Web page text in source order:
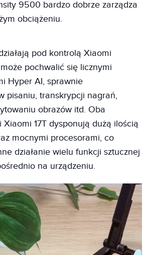
9500 bardzo dobrze zarządza
obciążeniu.
pod kontrolą Xiaomi
pochwalić się licznymi
Hyper AI, sprawnie
pisaniu, transkrypcji nagrań,
obrazów itd. Oba
Xiaomi 17T dysponują dużą ilością
mocnymi procesorami, co
działanie wielu funkcji sztucznej
na urządzeniu.